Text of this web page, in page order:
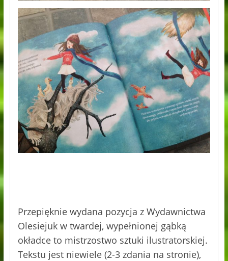
Przepięknie wydana pozycja z Wydawnictwa
Olesiejuk w twardej, wypełnionej gąbką
okładce to mistrzostwo sztuki ilustratorskiej.
Tekstu jest niewiele (2-3 zdania na stronie),